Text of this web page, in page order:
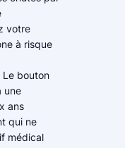
votre
à risque
Le bouton
une
ans
qui ne
médical